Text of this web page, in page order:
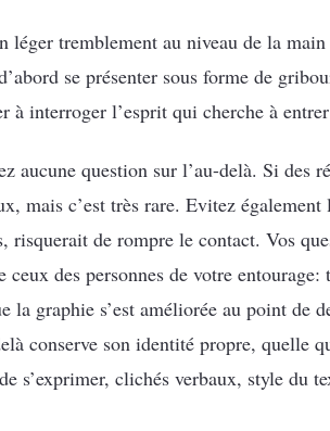
léger tremblement au niveau de la
se présenter sous forme de
à interroger l’esprit qui cherche à
aucune question sur l’au-delà. Si des
mais c’est très rare. Evitez
risquerait de rompre le contact. Vos
ceux des personnes de votre
la graphie s’est améliorée au point de
conserve son identité propre, quelle
s’exprimer, clichés verbaux, style du